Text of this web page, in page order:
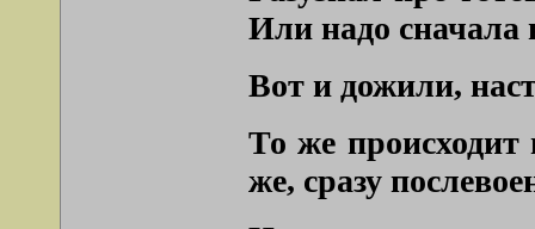
Или надо сначала
Вот и дожили,
То же
же, сразу